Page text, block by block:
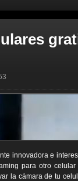
innovadora e
para otro
la cámara de tu